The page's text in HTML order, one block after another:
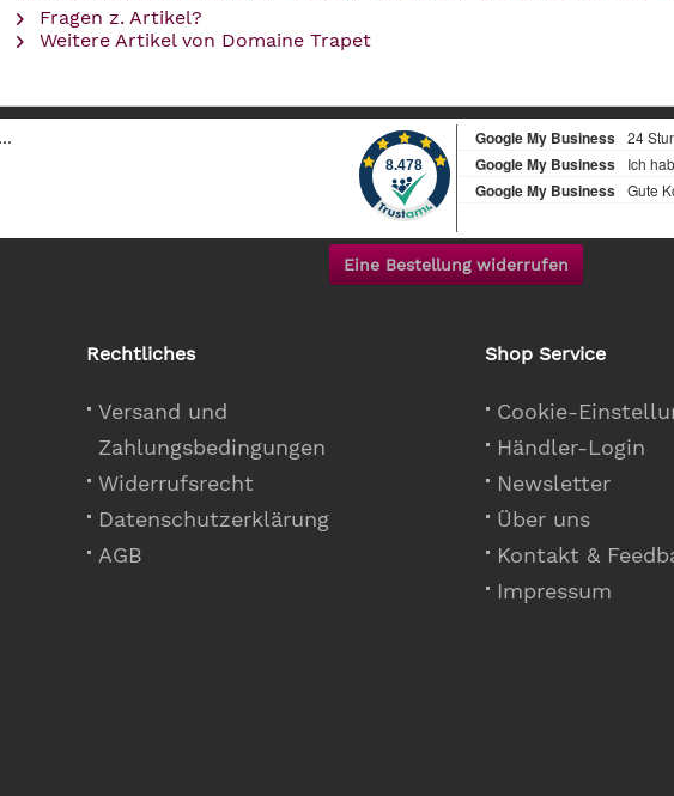
Fragen z. Artikel?
Weitere Artikel von Domaine Trapet
Eine Bestellung widerrufen
Rechtliches
Versand und
Zahlungsbedingungen
Widerrufsrecht
Datenschutzerklärung
AGB
Shop Service
Cookie-
Händler-Login
Newsletter
Über uns
Kontakt &
Impressum